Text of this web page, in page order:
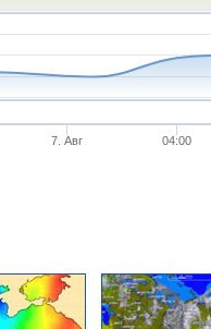
7. Авг 04:00